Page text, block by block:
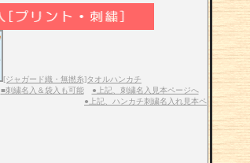
[ジャガード織・無撚糸]タオルハンカチ
■刺繍名入＆袋入も可能
●上記、刺繍名入見本ページへ
●上記、ハンカチ刺繍名入れ見本ペ